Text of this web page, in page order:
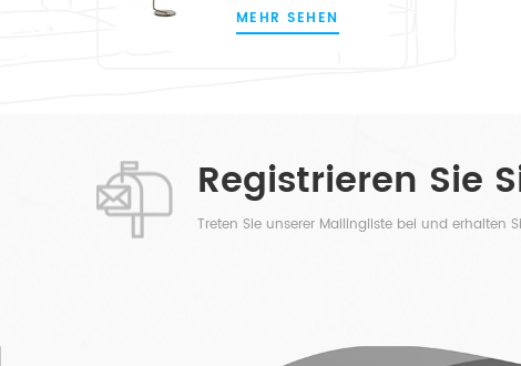
MEHR SEHEN
Registrieren Sie
Treten Sie unserer Mailingliste bei und erhalten